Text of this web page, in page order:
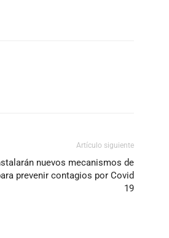
Artículo siguiente
nuevos mecanismos de
prevenir contagios por Covid
19